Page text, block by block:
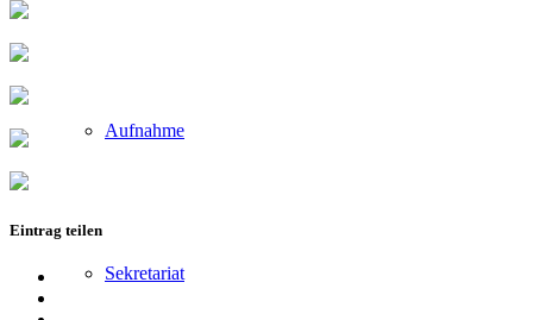
Aufnahme
Sekretariat
Eintrag teilen
Teilen